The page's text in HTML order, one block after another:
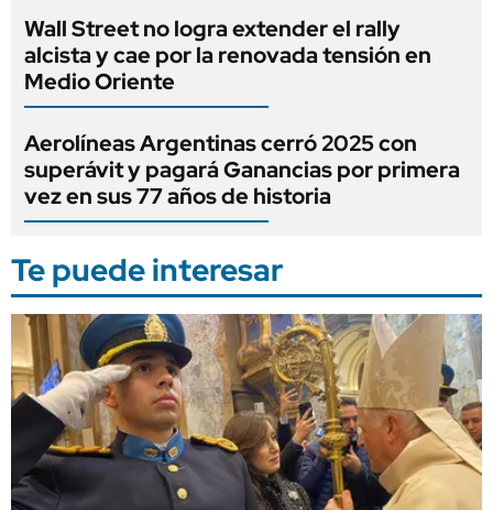
Wall Street no logra extender el rally
alcista y cae por la renovada tensión en
Medio Oriente
Aerolíneas Argentinas cerró 2025 con
superávit y pagará Ganancias por primera
vez en sus 77 años de historia
Te puede interesar